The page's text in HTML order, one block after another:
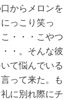
からメロンを
っこり笑っ
・・・こやつ
・。そんな彼
て悩んでいる
って来た。も
に別れ際にチ